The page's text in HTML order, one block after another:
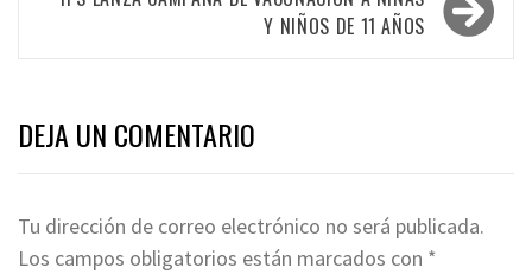
Y NIÑOS DE 11 AÑOS
DEJA UN COMENTARIO
Tu dirección de correo electrónico no será publicada.
Los campos obligatorios están marcados con *